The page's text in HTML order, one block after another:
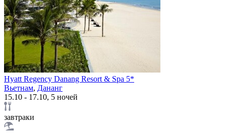
Hyatt Regency Danang Resort & Spa 5*
Вьетнам, Дананг
15.10 - 17.10, 5 ночей
завтраки